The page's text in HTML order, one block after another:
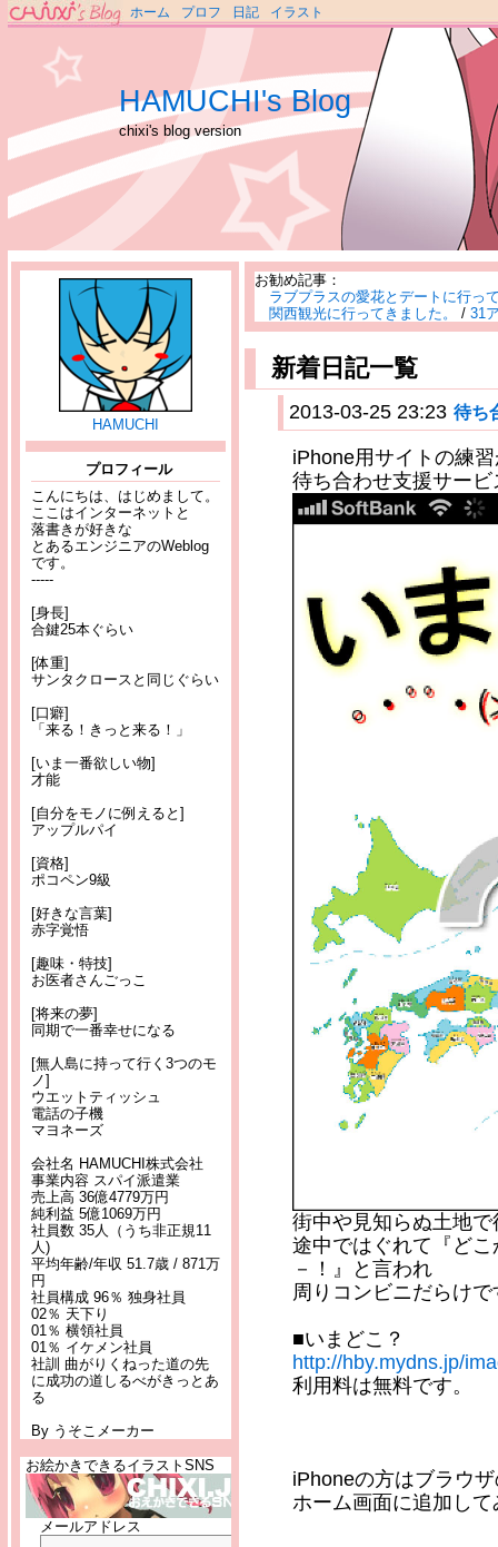
ホーム プロフ 日記 イラスト
HAMUCHI's Blog
chixi's blog version
HAMUCHI
プロフィール
こんにちは、はじめまして。
ここはインターネットと
落書きが好きな
とあるエンジニアのWeblog
です。
-----
[身長]
合鍵25本ぐらい
[体重]
サンタクロースと同じぐらい
[口癖]
「来る！きっと来る！」
[いま一番欲しい物]
才能
[自分をモノに例えると]
アップルパイ
[資格]
ポコペン9級
[好きな言葉]
赤字覚悟
[趣味・特技]
お医者さんごっこ
[将来の夢]
同期で一番幸せになる
[無人島に持って行く3つのモ
ノ]
ウエットティッシュ
電話の子機
マヨネーズ
会社名 HAMUCHI株式会社
事業内容 スパイ派遣業
売上高 36億4779万円
純利益 5億1069万円
社員数 35人（うち非正規11
人)
平均年齢/年収 51.7歳 / 871万
円
社員構成 96％ 独身社員
02％ 天下り
01％ 横領社員
01％ イケメン社員
社訓 曲がりくねった道の先
に成功の道しるべがきっとあ
る
By うそこメーカー
お絵かきできるイラストSNS
メールアドレス
お勧め記事：
ラブプラスの愛花とデートに行っ
関西観光に行ってきました。
/ 31
新着日記一覧
2013-03-25 23:23 待ち
iPhone用サイトの練
待ち合わせ支援サー
街中や見知らぬ土地
途中ではぐれて『ど
－！』と言われ
周りコンビニだらけ
■いまどこ？
http://hby.mydns.jp/
利用料は無料です。
iPhoneの方はブラウ
ホーム画面に追加し